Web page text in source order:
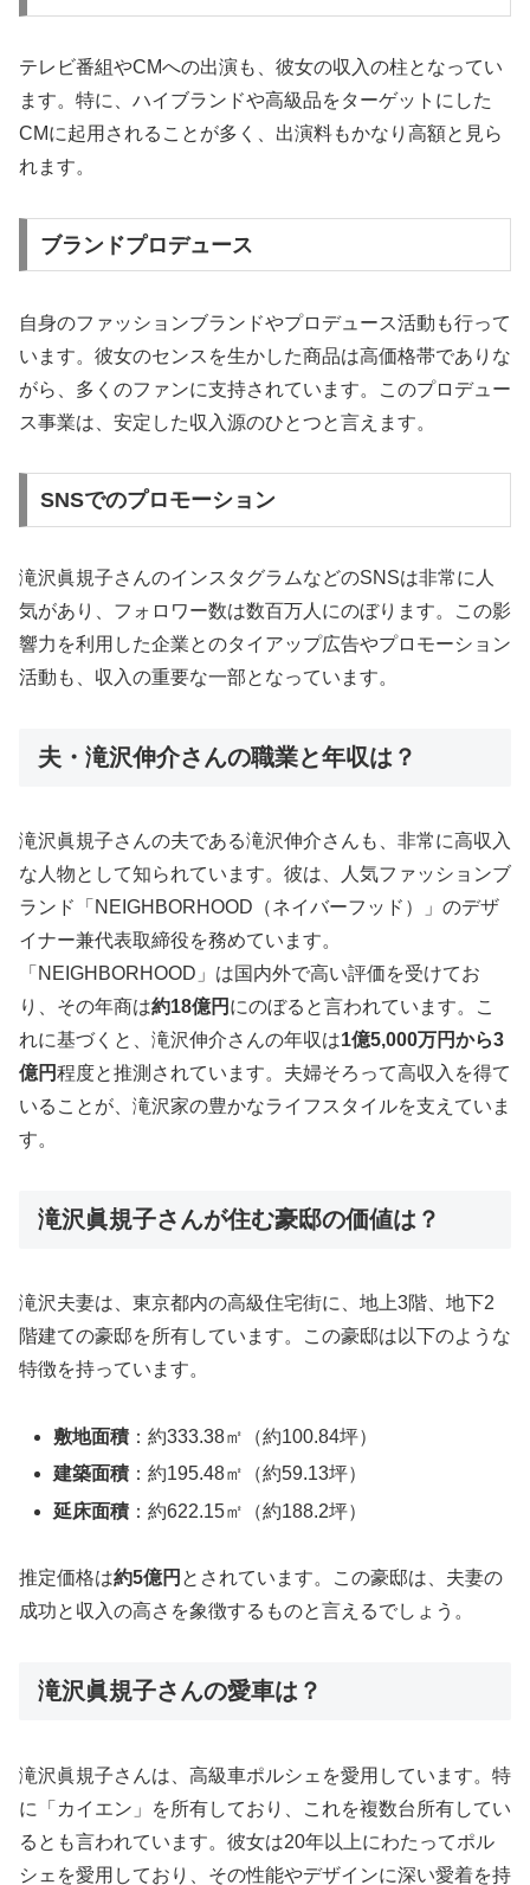
テレビ番組やCMへの出演も、彼女の収入の柱となってい
ます。特に、ハイブランドや高級品をターゲットにした
CMに起用されることが多く、出演料もかなり高額と見ら
れます。
ブランドプロデュース
自身のファッションブランドやプロデュース活動も行って
います。彼女のセンスを生かした商品は高価格帯でありな
がら、多くのファンに支持されています。このプロデュー
ス事業は、安定した収入源のひとつと言えます。
SNSでのプロモーション
滝沢眞規子さんのインスタグラムなどのSNSは非常に人
気があり、フォロワー数は数百万人にのぼります。この影
響力を利用した企業とのタイアップ広告やプロモーション
活動も、収入の重要な一部となっています。
夫・滝沢伸介さんの職業と年収は？
滝沢眞規子さんの夫である滝沢伸介さんも、非常に高収入
な人物として知られています。彼は、人気ファッションブ
ランド「NEIGHBORHOOD（ネイバーフッド）」のデザ
イナー兼代表取締役を務めています。
「NEIGHBORHOOD」は国内外で高い評価を受けてお
り、その年商は約18億円 にのぼると言われています。こ
れに基づくと、滝沢伸介さんの年収は1億5,000万円から3
億円程度と推測されています。夫婦そろって高収入を得て
いることが、滝沢家の豊かなライフスタイルを支えていま
す。
滝沢眞規子さんが住む豪邸の価値は？
滝沢夫妻は、東京都内の高級住宅街に、地上3階、地下2
階建ての豪邸を所有しています。この豪邸は以下のような
特徴を持っています。
敷地面積 ：約333.38㎡（約100.84坪）
建築面積 ：約195.48㎡（約59.13坪）
延床面積 ：約622.15㎡（約188.2坪）
推定価格は約5億円 とされています。この豪邸は、夫妻の
成功と収入の高さを象徴するものと言えるでしょう。
滝沢眞規子さんの愛車は？
滝沢眞規子さんは、高級車ポルシェを愛用しています。特
に「カイエン」を所有しており、これを複数台所有してい
るとも言われています。彼女は20年以上にわたってポル
シェを愛用しており、その性能やデザインに深い愛着を持